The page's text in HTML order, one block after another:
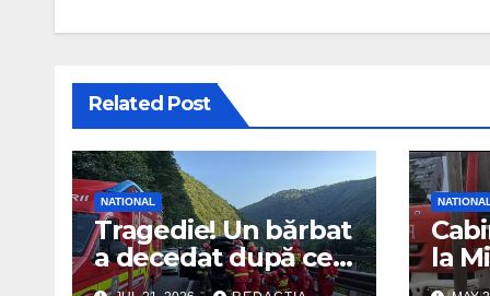
Related Post
NATIONAL
Tragedie! Un bărbat
a decedat după ce
un bolovan a căzut
la